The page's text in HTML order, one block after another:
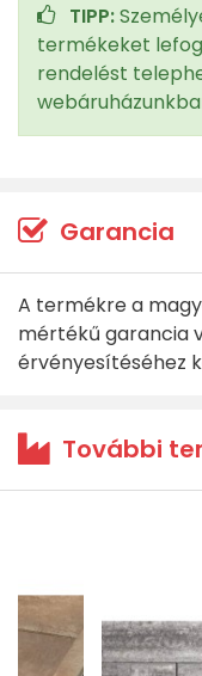
TIPP:
termékeket
rendelést
Garancia
A termékre a
mértékű garancia
érvényesítéséhez
További